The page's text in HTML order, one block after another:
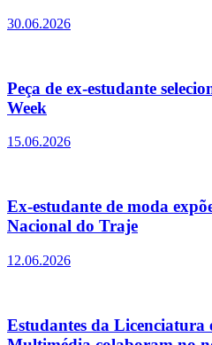
30.06.2026
Peça de ex-estudante
Week
15.06.2026
Ex-estudante de moda
Nacional do Traje
12.06.2026
Estudantes da Licenciatura